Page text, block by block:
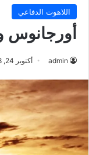
اللاهوت الدفاعي
أورجانوس
admin أكتوبر 24, 2018